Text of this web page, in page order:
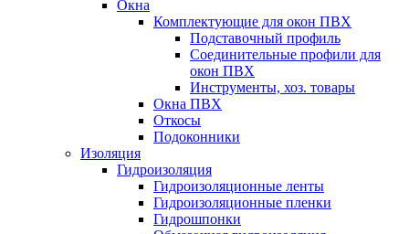
Окна
Комплектующие для окон ПВХ
Подставочный профиль
Соединительные профили для
окон ПВХ
Инструменты, хоз. товары
Окна ПВХ
Откосы
Подоконники
Изоляция
Гидроизоляция
Гидроизоляционные ленты
Гидроизоляционные пленки
Гидрошпонки